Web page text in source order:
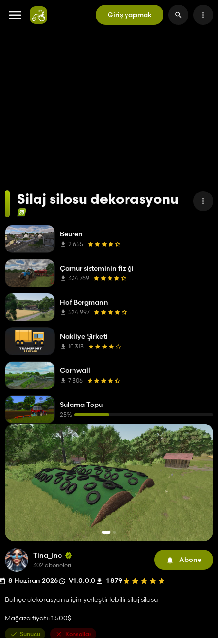
Giriş yapmak
Silaj silosu dekorasyonu
Tina_Inc
302 aboneleri
Abone
8 Haziran 2026 V1.0.0.0 1 879
Bahçe dekorasyonu için yerleştirilebilir silaj silosu
Mağaza fiyatı: 1.500$
Sunucu Konsollar
Beuren
2 655
Çamur sisteminin fiziği
334 769
Hof Bergmann
524 997
Nakliye Şirketi
10 313
Cornwall
7 306
Sulama Topu
25%